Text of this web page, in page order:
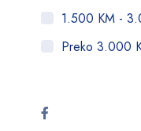
1.500 KM -
Preko 3.000